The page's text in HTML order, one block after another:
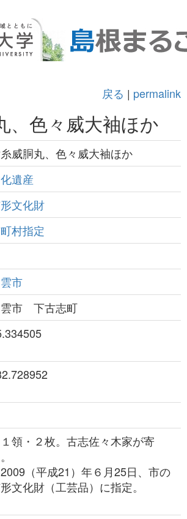
戻る | permalink
、色々威大袖ほか
威胴丸、色々威大袖ほか
遺産
文化財
村指定
市
市 下古志町
領・２枚。古志佐々木家が寄
（平成21）年６月25日、市の
文化財（工芸品）に指定。